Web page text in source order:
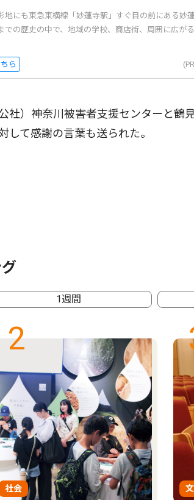
地にも東急東横線「妙蓮寺駅」すぐ目の前にある妙
での歴史の中で、地域の学校、商店街、周囲に広がる
ら
）神奈川被害者支援センターと鶴
て感謝の言葉も送られた。
1週間
2
社会